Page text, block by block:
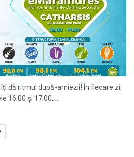
dă ritmul după-amiezii! În fiecare zi,
16:00 și 17:00,...